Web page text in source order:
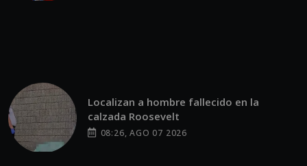
Localizan a hombre fallecido en la
calzada Roosevelt
08:26, AGO 07 2026